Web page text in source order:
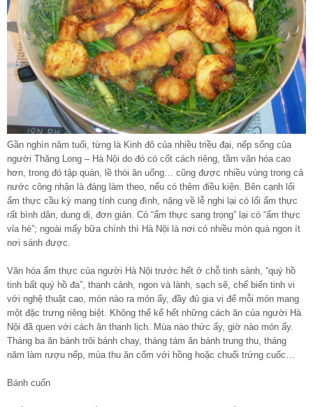
Gần nghìn năm tuổi, từng là Kinh đô của nhiều triều đại, nếp sống của
người Thăng Long – Hà Nội do đó có cốt cách riêng, tầm văn hóa cao
hơn, trong đó tập quán, lề thói ăn uống… cũng được nhiều vùng trong cả
nước công nhận là đáng làm theo, nếu có thêm điều kiện. Bên cạnh lối
ẩm thực cầu kỳ mang tính cung đình, nặng về lễ nghi lại có lối ẩm thực
rất bình dân, dung dị, đơn giản. Có “ẩm thực sang trọng” lại có “ẩm thực
vỉa hè”; ngoài mấy bữa chính thì Hà Nội là nơi có nhiều món quà ngon ít
nơi sánh được.
Văn hóa ẩm thực của người Hà Nội trước hết ở chỗ tinh sành, “quý hồ
tinh bất quý hồ đa”, thanh cảnh, ngon và lành, sạch sẽ, chế biến tinh vi
với nghệ thuật cao, món nào ra món ấy, đầy đủ gia vị để mỗi món mang
một đặc trưng riêng biệt. Không thể kể hết những cách ăn của người Hà
Nội đã quen với cách ăn thanh lịch. Mùa nào thức ấy, giờ nào món ấy.
Tháng ba ăn bánh trôi bánh chay, tháng tám ăn bánh trung thu, tháng
năm làm rượu nếp, mùa thu ăn cốm với hồng hoặc chuối trứng cuốc…
Bánh cuốn